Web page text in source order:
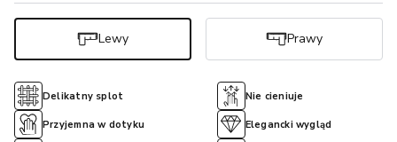
Delikatny splot Nie cieniuje
Przyjemna w dotyku Elegancki wygląd
Lewy Prawy